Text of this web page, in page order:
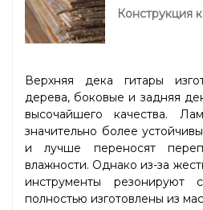
Конструкция
Верхняя дека гитары
дерева, боковые и задняя
высочайшего качества.
значительно более
и лучше переносят
влажности. Однако из-за
инструменты резонируют
полностью изготовлены из